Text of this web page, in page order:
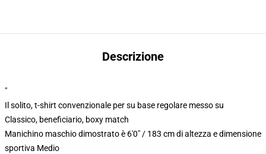
Descrizione
"
Il solito, t-shirt convenzionale per su base regolare messo su
Classico, beneficiario, boxy match
Manichino maschio dimostrato è 6'0" / 183 cm di altezza e dimensione
sportiva Medio